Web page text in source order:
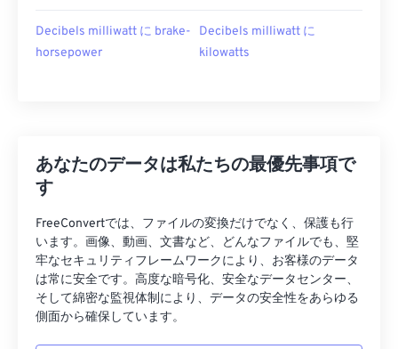
Decibels milliwatt に brake-
horsepower
Decibels milliwatt に
kilowatts
あなたのデータは私たちの最優先事項で
す
FreeConvertでは、ファイルの変換だけでなく、保護も行
います。画像、動画、文書など、どんなファイルでも、堅
牢なセキュリティフレームワークにより、お客様のデータ
は常に安全です。高度な暗号化、安全なデータセンター、
そして綿密な監視体制により、データの安全性をあらゆる
側面から確保しています。